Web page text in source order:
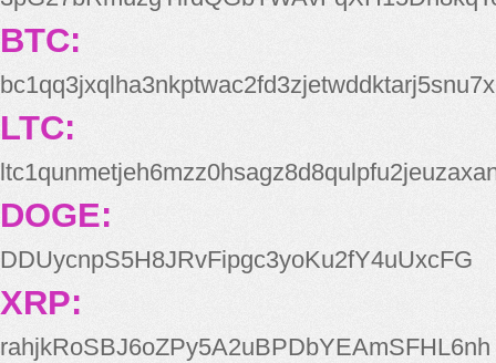
BTC:
bc1qq3jxqlha3nkptwac2fd3zjetwddktarj5snu7x
LTC:
DOGE:
DDUycnpS5H8JRvFipgc3yoKu2fY4uUxcFG
XRP:
rahjkRoSBJ6oZPy5A2uBPDbYEAmSFHL6nh